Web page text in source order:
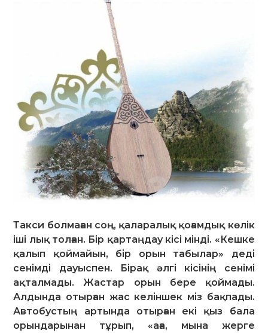
Такси болмаған соң, қаларалық қоғамдық көлік
іші лық толған. Бір қартаңдау кісі мінді. «Кешке
қалып қоймайын, бір орын табылар» деді
сенімді дауыспен. Бірақ әлгі кісінің сенімі
ақталмады. Жастар орын бере қоймады.
Алдында отырған жас келіншек міз бақпады.
Автобустың артында отырған екі қыз бала
орындарынан тұрып, «аға, мына жерге